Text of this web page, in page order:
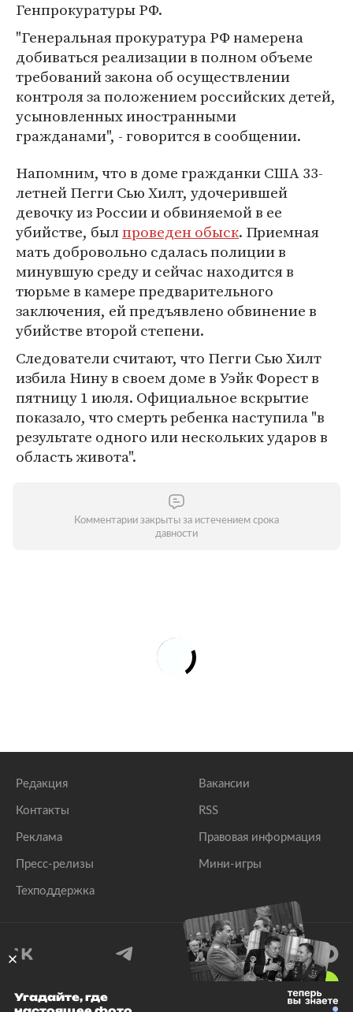
Генпрокуратуры РФ.
"Генеральная прокуратура РФ намерена
добиваться реализации в полном объеме
требований закона об осуществлении
контроля за положением российских детей,
усыновленных иностранными
гражданами", - говорится в сообщении.
Напомним, что в доме гражданки США 33-
летней Пегги Сью Хилт, удочерившей
девочку из России и обвиняемой в ее
убийстве, былпроведен обыск. Приемная
мать добровольно сдалась полиции в
минувшую среду и сейчас находится в
тюрьме в камере предварительного
заключения, ей предъявлено обвинение в
убийстве второй степени.
Следователи считают, что Пегги Сью Хилт
избила Нину в своем доме в Уэйк Форест в
пятницу 1 июля. Официальное вскрытие
показало, что смерть ребенка наступила "в
результате одного или нескольких ударов в
область живота".
Комментарии закрыты за истечением срока
давности
Редакция
Контакты
Реклама
Пресс-релизы
Техподдержка
Вакансии
RSS
Правовая информация
Мини-игры
© 1999–2026 Все права защищены.
Угадайте, где